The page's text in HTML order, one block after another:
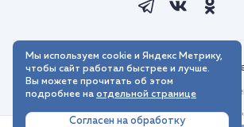
© 2018–2026. Интернет-магазин
Пользовательское
Договор присоединения для
Мы используем cookie и Яндекс Метрику,
чтобы сайт работал быстрее и лучше.
Вы можете прочитать об этом
подробнее на отдельной странице
Согласен на обработку